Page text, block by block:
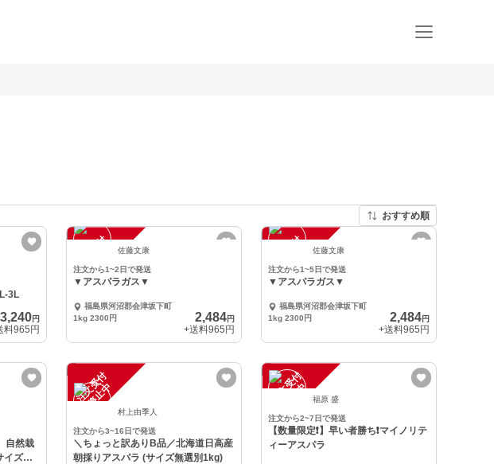
おすすめ順
3L
3,240円
料965円
注
文
受
付
停
止
中 佐藤文康
注文から1~2日で発送
▼アスパラガス▼
福島県河沼郡会津坂下町
1kg 2300円
2,484円
+送料965円
注
文
受
付
停
止
中 佐藤文康
注文から1~5日で発送
▼アスパラガス▼
福島県河沼郡会津坂下町
1kg 2300円
2,484円
+送料965円
自然栽
ズ混
注
文
受
付
停
止
中
村上由季人
注文から3~16日で発送
＼ちょっと訳ありB品／北海道日高産
朝採りアスパラ (サイズ無選別1kg)
注
文
受
付
停
止
中 福原 盛
注文から2~7日で発送
【数量限定❗️】早い者勝ち❗️マイノリテ
ィーアスパラ